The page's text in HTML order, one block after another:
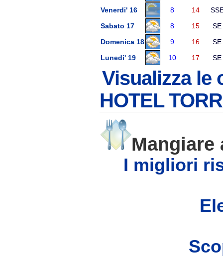
Venerdi' 16
8 14
Sabato 17
8 15
SE
Domenica 18
9 16
SE
Lunedi' 19
10 17 SE
Visualizza le
HOTEL
Mangiare
I migliori